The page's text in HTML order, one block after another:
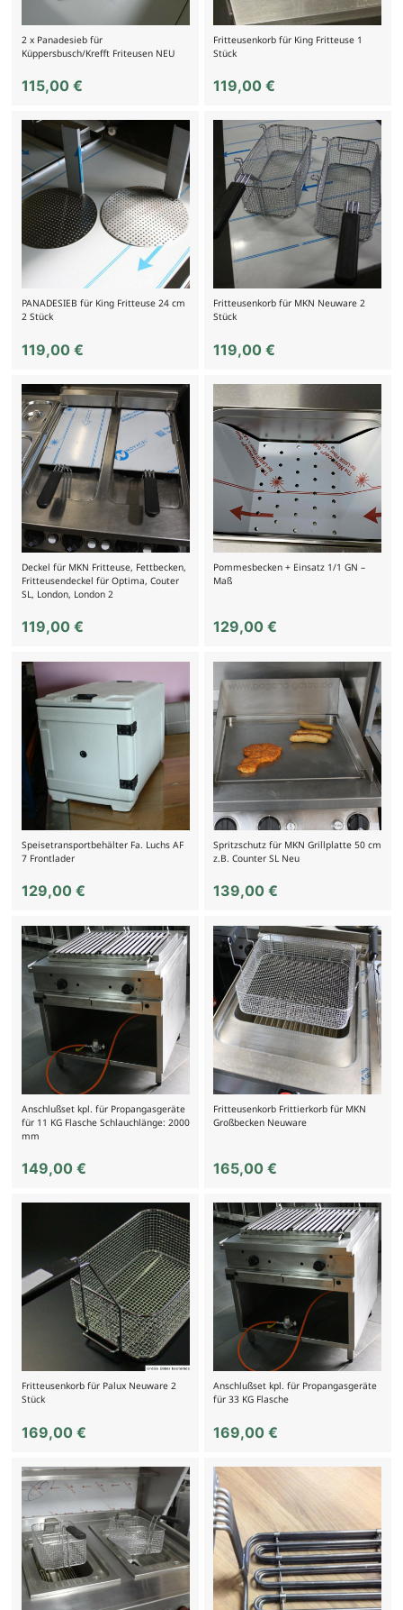
2 x Panadesieb für
Küppersbusch/Krefft Friteusen NEU
115,00 €
Fritteusenkorb für King Fritteuse 1
Stück
119,00€
PANADESIEB für King Fritteuse 24 cm
2 Stück
119,00 €
Fritteusenkorb für MKN Neuware 2
Stück
119,00€
Deckel für MKN Fritteuse, Fettbecken,
Fritteusendeckel für Optima, Couter
SL, London, London 2
119,00 €
Pommesbecken + Einsatz 1/1 GN –
Maß
129,00€
Speisetransportbehälter Fa. Luchs AF
7 Frontlader
129,00 €
Spritzschutz für MKN Grillplatte 50 cm
z.B. Counter SL Neu
139,00€
Anschlußset kpl. für Propangasgeräte
für 11 KG Flasche Schlauchlänge: 2000
mm
149,00 €
Fritteusenkorb Frittierkorb für MKN
Großbecken Neuware
165,00€
Fritteusenkorb für Palux Neuware 2
Stück
169,00 €
Anschlußset kpl. für Propangasgeräte
für 33 KG Flasche
169,00€